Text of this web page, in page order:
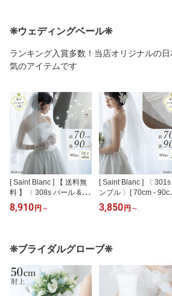
ラ ローズ レース セレモ
ニーハンカチ
ーティー 成人式 前撮り
和装 ブライダル 揺れる
和装 一つ結び
❊ウェディングベール❊
ランキング入賞多数！当店オリジナルの
気のアイテムです
[ Saint Blanc ] 【 送料無
料 】〈 308s パール & ス
ワロフスキー 〉[ 70cm -
90cm ] 裾パール スワロ
ホワイト 白 日本製 ショ
ートベール ベール ヴェ
ール ミドルベール チュ
ール 二段 ミディアム 日
本製チュール キラキラ
8,910円 ～
[ Saint Blanc ] 〈 301s
ンプル 〉[ 70cm -
フェイスアップベール
ーム付き ホワイト オフ
ルベール ショートベー
ベール ヴェール 結婚式
披露宴 ショートベー
ミドルベール チュール
3,850円 ～
❊ブライダルグローブ❊